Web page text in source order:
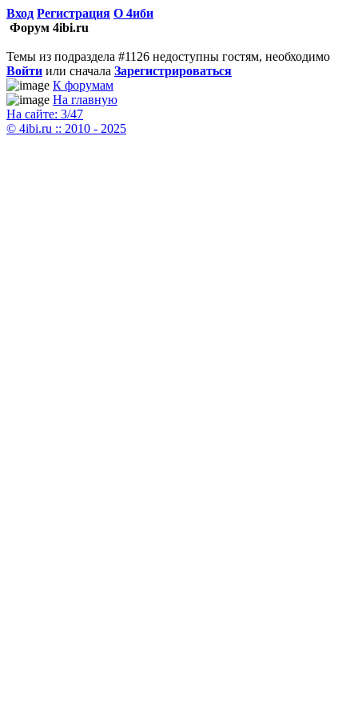
Вход Регистрация О 4иби
Форум 4ibi.ru
Темы из подраздела #1126 недоступны гостям, необходимо
Войти или сначала Зарегистрироваться
К форумам
На главную
На сайте: 3/47
© 4ibi.ru :: 2010 - 2025